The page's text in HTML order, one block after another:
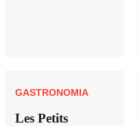
GASTRONOMIA
Les Petits